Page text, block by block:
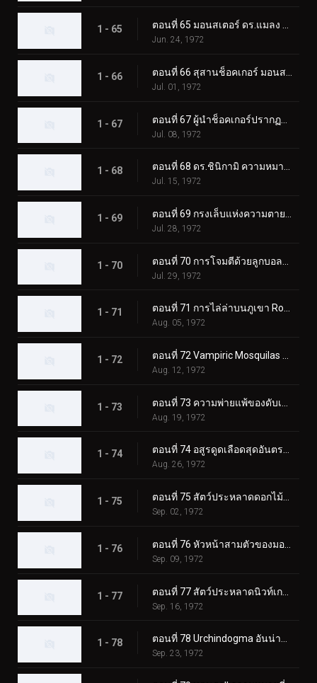
1 - 65 ตอนที่ 65 มอนสเตอร์ ดร.แมลง และโรงเรียนช็อคเกอร์
Jun. 24, 1972
1 - 66
Jul. 01, 1972
1 - 67
Jul. 08, 1972
1 - 68 ตอนที่ 68 ดร.ชินิกามิ ความหมายที่แท้จริงของความหวาดกลัว?
Jul. 15, 1972
1 - 69
Jul. 28, 1972
1 - 70
Jul. 29, 1972
1 - 71 ตอนที่ 71 การไล่ล่าบนภูเขา Rokkoudai ของ Monster Horseflygomes
Aug. 05, 1972
1 - 72
Aug. 12, 1972
1 - 73
Aug. 19, 1972
1 - 74 ตอนที่ 74 อสูรดูดเลือดสุดอันตราย!! โชคดี ทีมไรเดอร์บอย
Aug. 26, 1972
1 - 75
Sep. 02, 1972
1 - 76
Sep. 09, 1972
1 - 77
Sep. 16, 1972
1 - 78 ตอนที่ 78 Urchindogma อันน่าสะพรึงกลัว + สัตว์ประหลาด Phantom
Sep. 23, 1972